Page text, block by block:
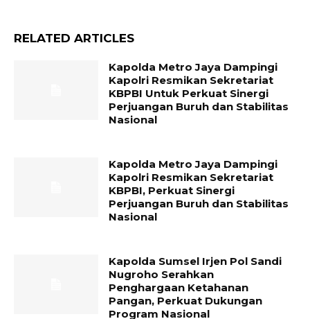
RELATED ARTICLES
Kapolda Metro Jaya Dampingi
Kapolri Resmikan Sekretariat
KBPBI Untuk Perkuat Sinergi
Perjuangan Buruh dan Stabilitas
Nasional
Kapolda Metro Jaya Dampingi
Kapolri Resmikan Sekretariat
KBPBI, Perkuat Sinergi
Perjuangan Buruh dan Stabilitas
Nasional
Kapolda Sumsel Irjen Pol Sandi
Nugroho Serahkan
Penghargaan Ketahanan
Pangan, Perkuat Dukungan
Program Nasional